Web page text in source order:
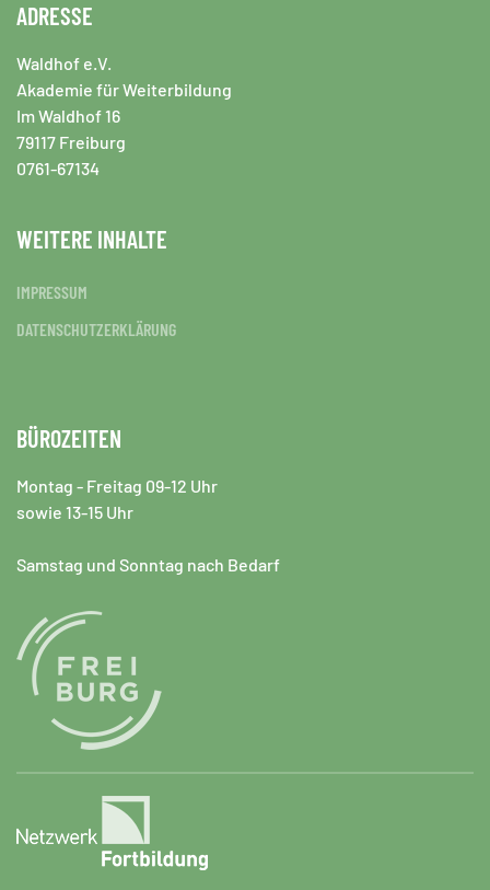
ADRESSE
Waldhof e.V.
Akademie für Weiterbildung
Im Waldhof 16
79117 Freiburg
0761-67134
WEITERE INHALTE
IMPRESSUM
DATENSCHUTZERKLÄRUNG
BÜROZEITEN
Montag - Freitag 09-12 Uhr
sowie 13-15 Uhr
Samstag und Sonntag nach Bedarf